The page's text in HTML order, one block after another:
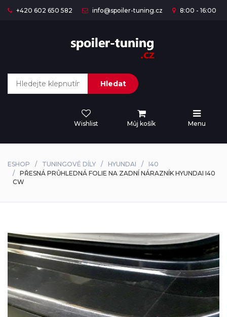
+420 602 650 582 info@spoiler-tuning.cz 8:00 - 16:00
Hledat
Wishlist Můj košík Menu
ESHOP TUNINGOVÉ DÍLY HYUNDAI
I40
PŘESNÁ PRŮHLEDNÁ FOLIE NA ZADNÍ NÁRAZNÍK HYUNDAI I40
CW